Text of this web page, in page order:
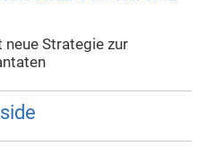
Strategie zur